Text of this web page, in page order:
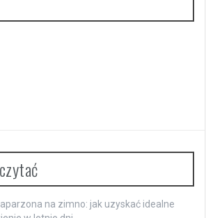
na zimno: jak uzyskać idealne